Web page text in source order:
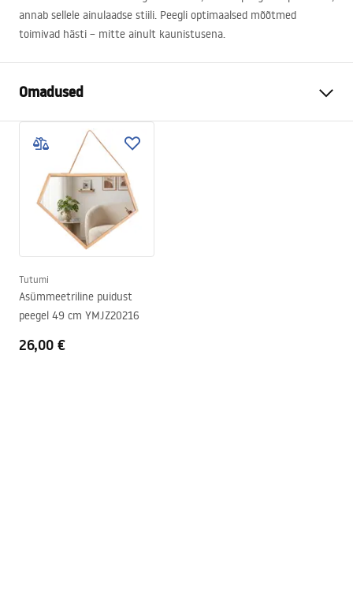
annab sellele ainulaadse stiili. Peegli optimaalsed mõõtmed
toimivad hästi – mitte ainult kaunistusena.
Omadused
Pikkus (mm)
Laius (mm)
Värv
Kuju
Tutumi
Asümmeetriline puidust
peegel 49 cm YMJZ20216
26,00 €